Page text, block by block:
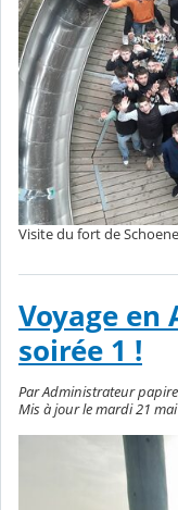
Visite du fort de
Voyage en
soirée 1 !
Par Administrateur
Mis à jour le mardi 21